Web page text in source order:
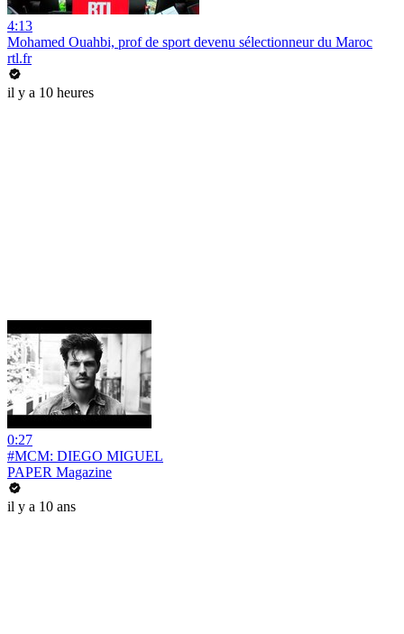
4:13
Mohamed Ouahbi, prof de sport devenu sélectionneur du Maroc
rtl.fr
il y a 10 heures
0:27
#MCM: DIEGO MIGUEL
PAPER Magazine
il y a 10 ans